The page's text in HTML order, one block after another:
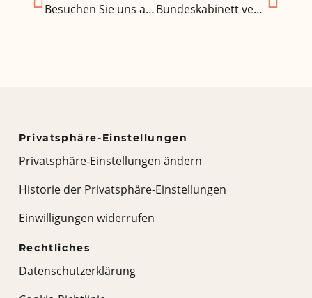
Besuchen Sie uns auf der didacta 2025 Bundeskabinett verabschiedet Masterplan für die Deutschen Auslands- und Partnerschulen
Rechtliches
Datenschutzerklärung
Privatsphäre-Einstellungen
Privatsphäre-Einstellungen ändern
Historie der Privatsphäre-Einstellungen
Einwilligungen widerrufen